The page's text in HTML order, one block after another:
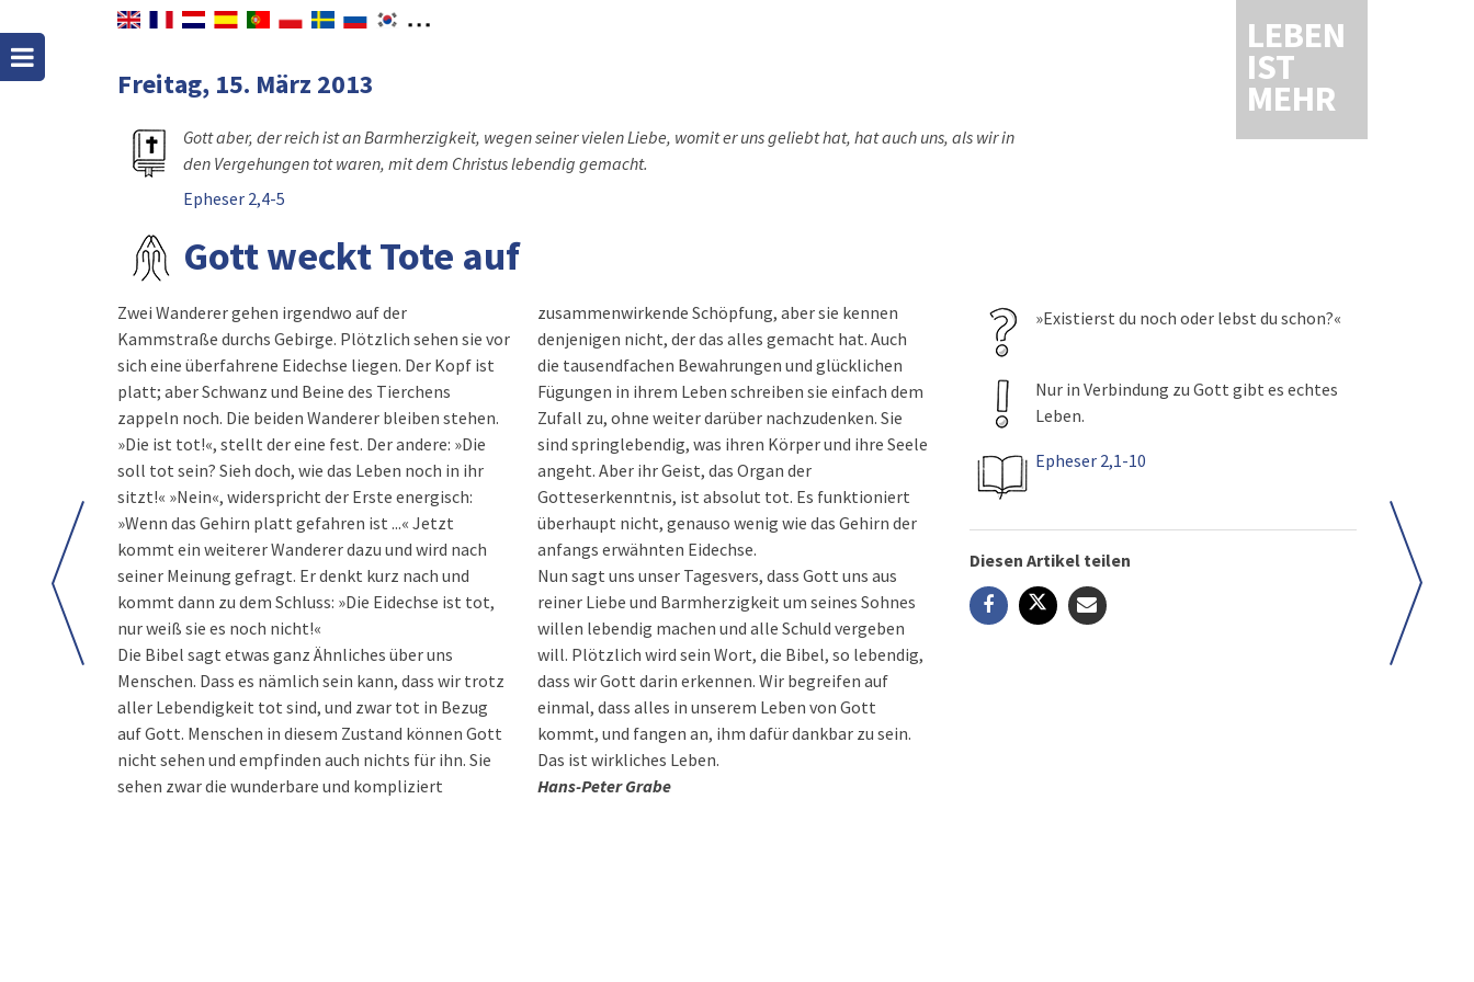
LEBEN
IST
MEHR
Freitag, 15. März 2013
Gott aber, der reich ist an Barmherzigkeit, wegen seiner vielen Liebe, womit er uns geliebt hat, hat auch uns, als wir in
den Vergehungen tot waren, mit dem Christus lebendig gemacht.
Epheser 2,4-5
Gott weckt Tote auf
Zwei Wanderer gehen irgendwo auf der
Kammstraße durchs Gebirge. Plötzlich sehen sie vor
sich eine überfahrene Eidechse liegen. Der Kopf ist
platt; aber Schwanz und Beine des Tierchens
zappeln noch. Die beiden Wanderer bleiben stehen.
»Die ist tot!«, stellt der eine fest. Der andere: »Die
soll tot sein? Sieh doch, wie das Leben noch in ihr
sitzt!« »Nein«, widerspricht der Erste energisch:
»Wenn das Gehirn platt gefahren ist ...« Jetzt
kommt ein weiterer Wanderer dazu und wird nach
seiner Meinung gefragt. Er denkt kurz nach und
kommt dann zu dem Schluss: »Die Eidechse ist tot,
nur weiß sie es noch nicht!«
Die Bibel sagt etwas ganz Ähnliches über uns
Menschen. Dass es nämlich sein kann, dass wir trotz
aller Lebendigkeit tot sind, und zwar tot in Bezug
auf Gott. Menschen in diesem Zustand können Gott
nicht sehen und empfinden auch nichts für ihn. Sie
sehen zwar die wunderbare und kompliziert
zusammenwirkende Schöpfung, aber sie kennen
denjenigen nicht, der das alles gemacht hat. Auch
die tausendfachen Bewahrungen und glücklichen
Fügungen in ihrem Leben schreiben sie einfach dem
Zufall zu, ohne weiter darüber nachzudenken. Sie
sind springlebendig, was ihren Körper und ihre Seele
angeht. Aber ihr Geist, das Organ der
Gotteserkenntnis, ist absolut tot. Es funktioniert
überhaupt nicht, genauso wenig wie das Gehirn der
anfangs erwähnten Eidechse.
Nun sagt uns unser Tagesvers, dass Gott uns aus
reiner Liebe und Barmherzigkeit um seines Sohnes
willen lebendig machen und alle Schuld vergeben
will. Plötzlich wird sein Wort, die Bibel, so lebendig,
dass wir Gott darin erkennen. Wir begreifen auf
einmal, dass alles in unserem Leben von Gott
kommt, und fangen an, ihm dafür dankbar zu sein.
Das ist wirkliches Leben.
Hans-Peter Grabe
»Existierst du noch oder lebst du schon?«
Nur in Verbindung zu Gott gibt es echtes
Leben.
Epheser 2,1-10
Diesen Artikel teilen